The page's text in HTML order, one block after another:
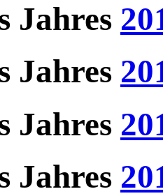
Jahres
Jahres
Jahres
Jahres